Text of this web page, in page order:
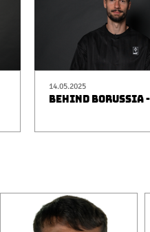
14.05.2025
BEHIND BORUSSIA